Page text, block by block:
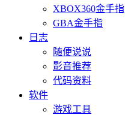
XBOX360金手指
GBA金手指
日志
随便说说
影音推荐
代码资料
软件
游戏工具